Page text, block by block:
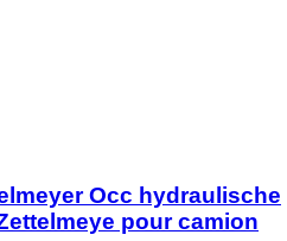
Occ hydraulische
pour camion